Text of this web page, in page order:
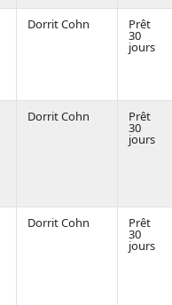
Dorrit Cohn Prêt
30
jours
Dorrit Cohn Prêt
30
jours
Dorrit Cohn Prêt
30
jours